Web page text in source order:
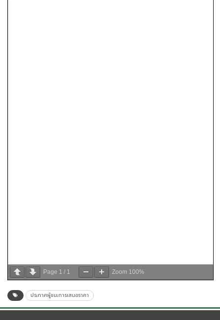
Page 1 / 1 Zoom 100%
ประกาศผู้ชนะการเสนอราคา